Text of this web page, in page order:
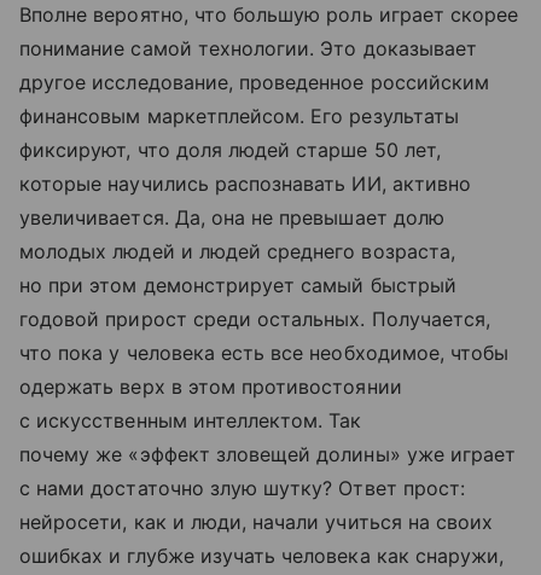
Вполне вероятно, что большую роль играет скорее
понимание самой технологии. Это доказывает
другое исследование, проведенное российским
финансовым маркетплейсом. Его результаты
фиксируют, что доля людей старше 50 лет,
которые научились распознавать ИИ, активно
увеличивается. Да, она не превышает долю
молодых людей и людей среднего возраста,
но при этом демонстрирует самый быстрый
годовой прирост среди остальных. Получается,
что пока у человека есть все необходимое, чтобы
одержать верх в этом противостоянии
с искусственным интеллектом. Так
почему же «эффект зловещей долины» уже играет
с нами достаточно злую шутку? Ответ прост:
нейросети, как и люди, начали учиться на своих
ошибках и глубже изучать человека как снаружи,